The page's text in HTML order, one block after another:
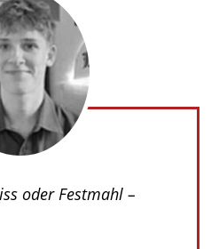
oder Festmahl –